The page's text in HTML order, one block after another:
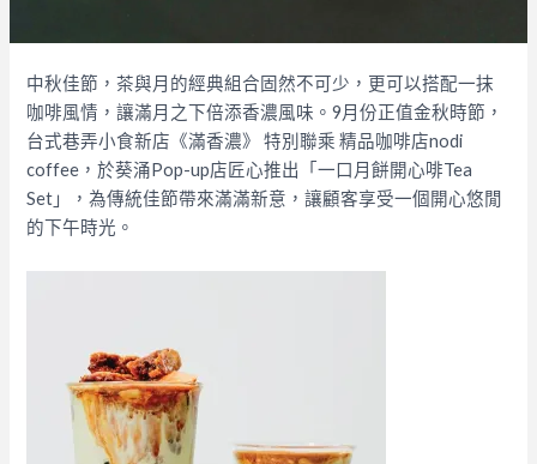
中秋佳節，茶與月的經典組合固然不可少，更可以搭配一抹
咖啡風情，讓滿月之下倍添香濃風味。9月份正值金秋時節，
台式巷弄小食新店《滿香濃》 特別聯乘 精品咖啡店nodi
coffee，於葵涌Pop-up店匠心推出「一口月餅開心啡Tea
Set」，為傳統佳節帶來滿滿新意，讓顧客享受一個開心悠閒
的下午時光。